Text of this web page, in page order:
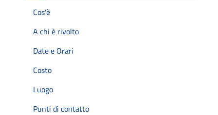
Cos'è
A chi è rivolto
Date e Orari
Costo
Luogo
Punti di contatto